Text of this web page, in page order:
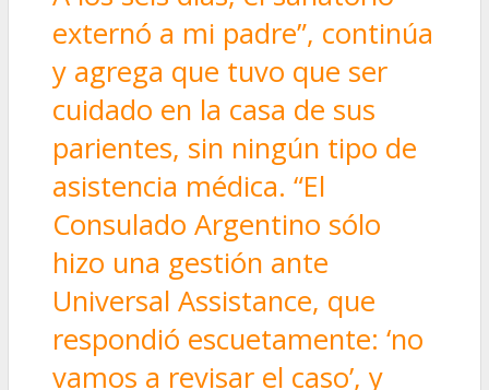
externó a mi padre”, continúa
y agrega que tuvo que ser
cuidado en la casa de sus
parientes, sin ningún tipo de
asistencia médica. “El
Consulado Argentino sólo
hizo una gestión ante
Universal Assistance, que
respondió escuetamente: ‘no
vamos a revisar el caso’, y